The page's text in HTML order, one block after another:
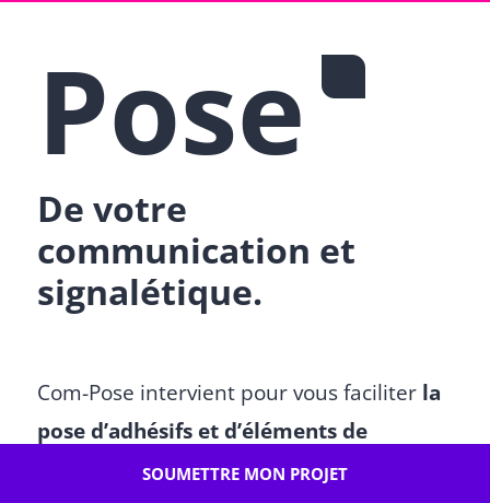
SOUMETTRE MON PROJET
Pose
De votre
communication et
signalétique.
Com-Pose intervient pour vous faciliter la
pose d’adhésifs et d’éléments de
signalétique, de communication, de